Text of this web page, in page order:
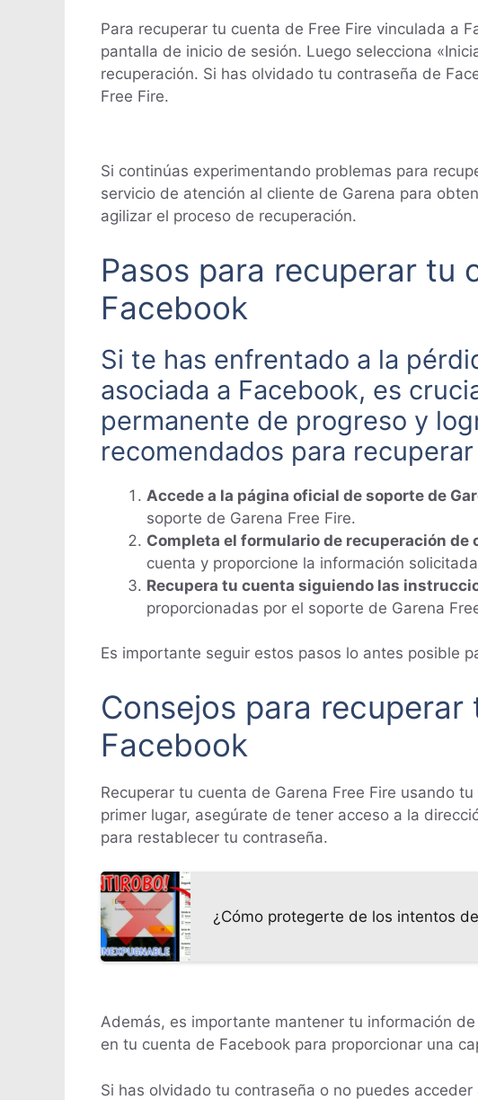
Para recuperar tu cuenta de Free Fire vinculada a
pantalla de inicio de sesión. Luego selecciona
recuperación. Si has olvidado tu contraseña de
Free Fire.
Si continúas experimentando problemas para
servicio de atención al cliente de Garena para
agilizar el proceso de recuperación.
Pasos para recuperar tu
Facebook
Si te has enfrentado a la
asociada a Facebook, es
permanente de progreso y
recomendados para
Accede a la página oficial de soporte de
soporte de Garena Free Fire.
Completa el formulario de recuperación de
cuenta y proporcione la información
Recupera tu cuenta siguiendo las
proporcionadas por el soporte de Garena
Es importante seguir estos pasos lo antes posible
Consejos para
Facebook
Recuperar tu cuenta de Garena Free Fire usando
primer lugar, asegúrate de tener acceso a la
para restablecer tu contraseña.
¿Cómo protegerte de los intentos
Además, es importante mantener tu información
en tu cuenta de Facebook para proporcionar una
Si has olvidado tu contraseña o no puedes